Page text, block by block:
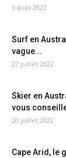
3 août 2022
Surf en
vague...
27 juillet 2022
Skier en
vous
20 juillet 2022
Cape Arid, le